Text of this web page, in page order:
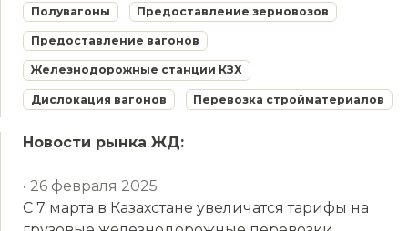
Полувагоны Предоставление зерновозов
Предоставление вагонов
Железнодорожные станции КЗХ
Дислокация вагонов Перевозка стройматериалов
Новости рынка ЖД:
• 26 февраля 2025
С 7 марта в Казахстане увеличатся тарифы на